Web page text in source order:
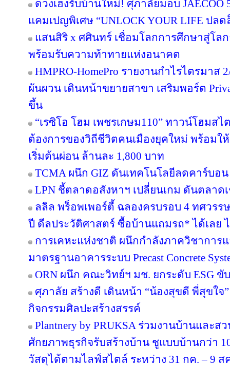
ดวงเฮงรับบ้านใหม่! ศุภาลัยมอบ
แคมเปญพิเศษ “UNLOCK YOUR LIFE ปล
แสนสิริ x ศศินทร์ เชื่อมโลกการศึกษาสู่โลก
พร้อมรับความท้าทายแห่งอนาคต
HMPRO-HomePro รายงานกำไรไตรมาส
ผันผวน เดินหน้าขยายสาขา เสริมพอร์ต
ขึ้น
“เรซิโอ โฮม เพชรเกษม110” ทาวน์โฮมส
ต้องการของวิถีชีวิตคนเมืองยุคใหม่ พร้อมให้
เริ่มต้นผ่อน ล้านละ 1,800 บาท
TCMA ผนึก GIZ ดันเทคโนโลยีลดคาร์บอน
LPN ชี้ตลาดอสังหาฯ เปลี่ยนเกม ดันตลา
ลลิล พร็อพเพอร์ตี้ ฉลองครบรอบ 4 ทศวรร
ปี ดีลประวัติศาสตร์ ซื้อบ้านแถมรถ* ได้เลย
การเคหะแห่งชาติ ผนึกกำลังภาควิชาการ
มาตรฐานอาคารระบบ Precast Concrete
ORN ผนึก คณะวิทย์ฯ มช. ยกระดับ ESG ขั
ศุภาลัย สร้างดี เดินหน้า “น้องสุขดี พี่สุขใจ
กิจกรรมศิลปะสร้างสรรค์
Plantnery by PRUKSA ร่วมงานบ้านและส
ศักยภาพธุรกิจรับสร้างบ้าน ชูแบบบ้านกว่า
วัสดุได้ตามไลฟ์สไตล์ ระหว่าง 31 กค. – 9 ส